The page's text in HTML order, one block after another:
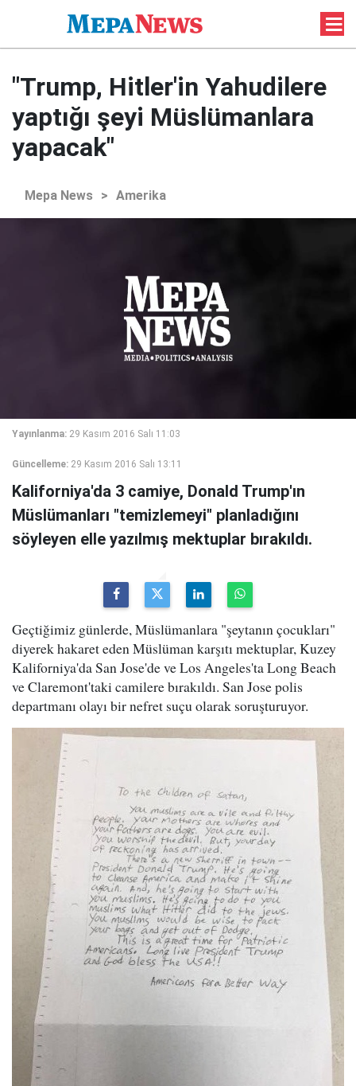
"Trump, Hitler'in Yahudilere
yaptığı şeyi Müslümanlara
yapacak"
Mepa News > Amerika
Yayınlanma: 29 Kasım 2016 Salı 11:03
Güncelleme: 29 Kasım 2016 Salı 13:11
Kaliforniya'da 3 camiye, Donald Trump'ın
Müslümanları "temizlemeyi" planladığını
söyleyen elle yazılmış mektuplar bırakıldı.
Geçtiğimiz günlerde, Müslümanlara "şeytanın çocukları"
diyerek hakaret eden Müslüman karşıtı mektuplar, Kuzey
Kaliforniya'da San Jose'de ve Los Angeles'ta Long Beach
ve Claremont'taki camilere bırakıldı. San Jose polis
departmanı olayı bir nefret suçu olarak soruşturuyor.